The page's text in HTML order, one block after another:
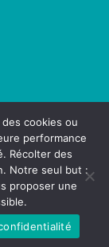
Bressieux.
cookies ou
performance
Récolter des
Notre seul but :
proposer une